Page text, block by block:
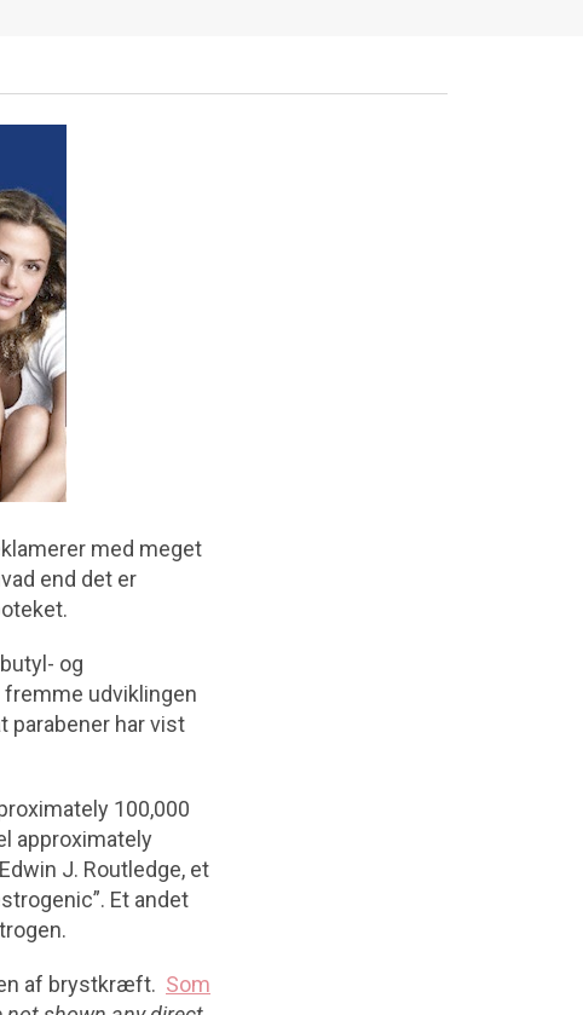
med meget
end det er
og
fremme udviklingen
parabener har vist
100,000
approximately
J. Routledge, et
Et andet
af brystkræft. Som